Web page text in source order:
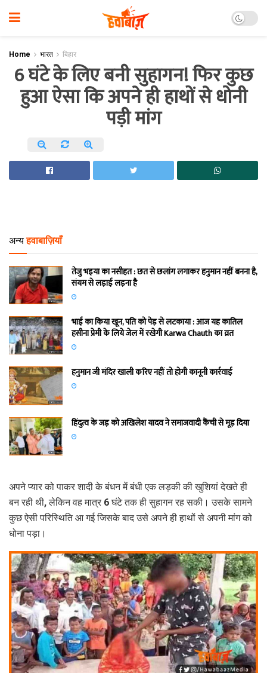
Home भारत बिहार
6 घंटे के लिए बनी सुहागन! फिर कुछ
हुआ ऐसा कि अपने ही हाथों से धोनी
पड़ी मांग
अन्य हवाबाज़ियाँ
तेजु भइया का नसीहत : छत से छलांग लगाकर हनुमान नहीं बनना है,
संयम से लड़ाई लड़ना है
भाई का किया खून, पति को पेड़ से लटकाया : आज यह कातिल
हसीना प्रेमी के लिये जेल में रखेगी Karwa Chauth का व्रत
हनुमान जी मंदिर खाली करिए नहीं तो होगी कानूनी कार्रवाई
हिंदुत्व के जड़ को अखिलेश यादव ने समाजवादी कैंची से मूड़ दिया
अपने प्यार को पाकर शादी के बंधन में बंधी एक लड़की की खुशियां देखते ही
बन रही थी, लेकिन वह मात्र 6 घंटे तक ही सुहागन रह सकी। उसके सामने
कुछ ऐसी परिस्थिति आ गई जिसके बाद उसे अपने ही हाथों से अपनी मांग को
धोना पड़ा।